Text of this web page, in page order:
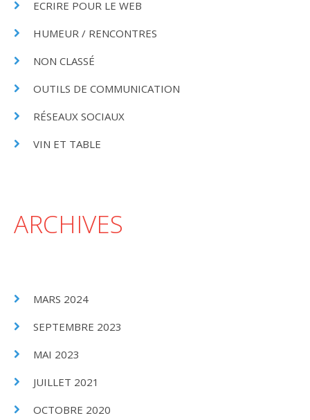
ECRIRE POUR LE WEB
HUMEUR / RENCONTRES
NON CLASSÉ
OUTILS DE COMMUNICATION
RÉSEAUX SOCIAUX
VIN ET TABLE
ARCHIVES
MARS 2024
SEPTEMBRE 2023
MAI 2023
JUILLET 2021
OCTOBRE 2020